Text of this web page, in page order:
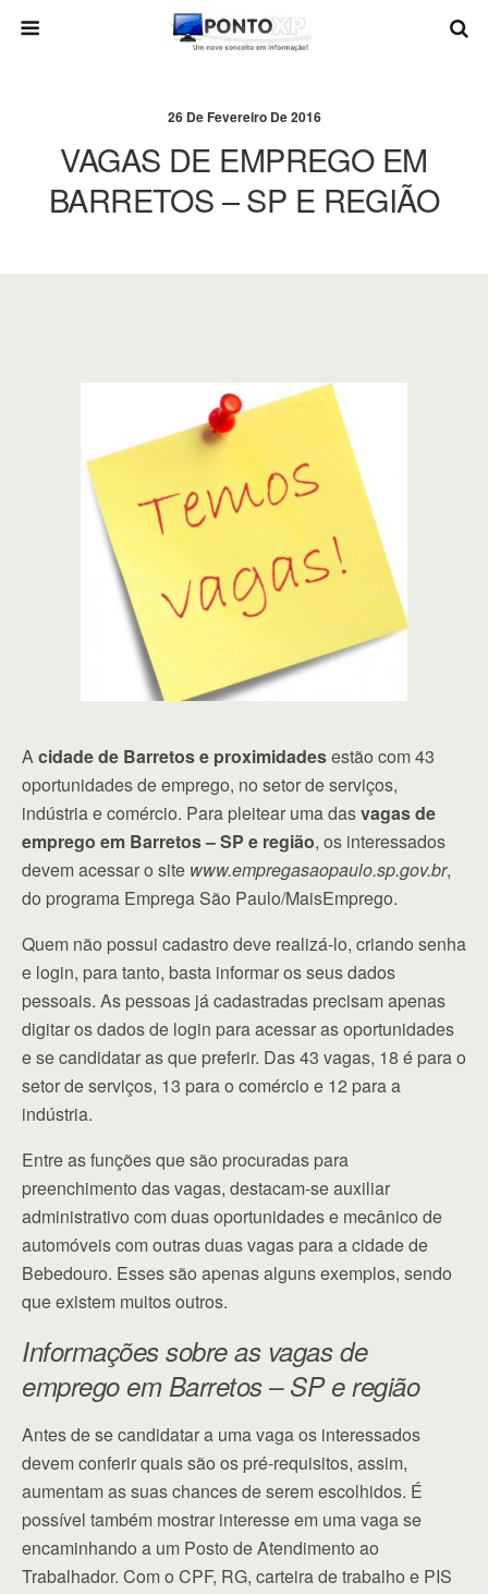
26 De Fevereiro De 2016
VAGAS DE EMPREGO EM
BARRETOS – SP E REGIÃO
Acidade de Barretos e proximidadesestão com 43
oportunidades de emprego, no setor de serviços,
indústria e comércio. Para pleitear uma dasvagas de
emprego em Barretos – SP e região, os interessados
devem acessar o site www.empregasaopaulo.sp.gov.br,
do programa Emprega São Paulo/MaisEmprego.
Quem não possui cadastro deve realizá-lo, criando senha
e login, para tanto, basta informar os seus dados
pessoais. As pessoas já cadastradas precisam apenas
digitar os dados de login para acessar as oportunidades
e se candidatar as que preferir. Das 43 vagas, 18 é para o
setor de serviços, 13 para o comércio e 12 para a
indústria.
Entre as funções que são procuradas para
preenchimento das vagas, destacam-se auxiliar
administrativo com duas oportunidades e mecânico de
automóveis com outras duas vagas para a cidade de
Bebedouro. Esses são apenas alguns exemplos, sendo
que existem muitos outros.
Informações sobre as vagas de
emprego em Barretos – SP e região
Antes de se candidatar a uma vaga os interessados
devem conferir quais são os pré-requisitos, assim,
aumentam as suas chances de serem escolhidos. É
possível também mostrar interesse em uma vaga se
encaminhando a um Posto de Atendimento ao
Trabalhador. Com o CPF, RG, carteira de trabalho e PIS